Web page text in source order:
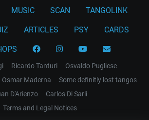
MUSIC SCAN TANGOLINK
ARTICLES PSY CARDS
Ricardo Tanturi
Osvaldo Pugliese
Osmar Maderna
Some definitly lost tangos
D'Arienzo
Carlos Di Sarli
Terms and Legal Notices